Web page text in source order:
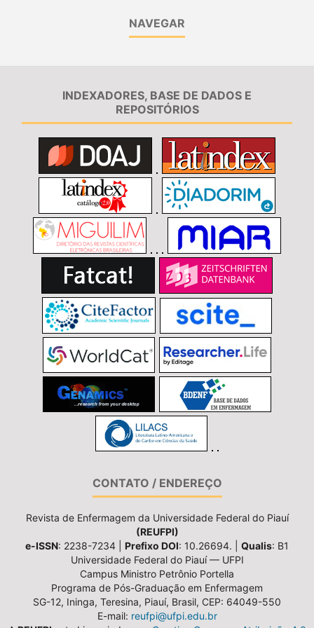
NAVEGAR
INDEXADORES, BASE DE DADOS E
REPOSITÓRIOS
CONTATO / ENDEREÇO
Revista de Enfermagem da Universidade Federal do Piauí
(REUFPI)
e-ISSN: 2238-7234 | Prefixo DOI: 10.26694. | Qualis: B1
Universidade Federal do Piauí — UFPI
Campus Ministro Petrônio Portella
Programa de Pós-Graduação em Enfermagem
SG-12, Ininga, Teresina, Piauí, Brasil, CEP: 64049-550
E-mail: reufpi@ufpi.edu.br